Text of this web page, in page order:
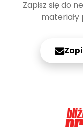
Zapisz się do
materiały